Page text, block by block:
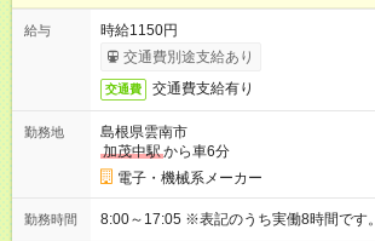
給与
時給1150円
交通費別途支給あり
交通費 交通費支給有り
勤務地
島根県雲南市
加茂中駅から車6分
電子・機械系メーカー
勤務時間 8:00～17:05 ※表記のうち実働8時間です。